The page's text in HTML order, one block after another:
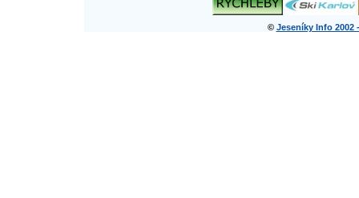
© Jeseníky Info 2002